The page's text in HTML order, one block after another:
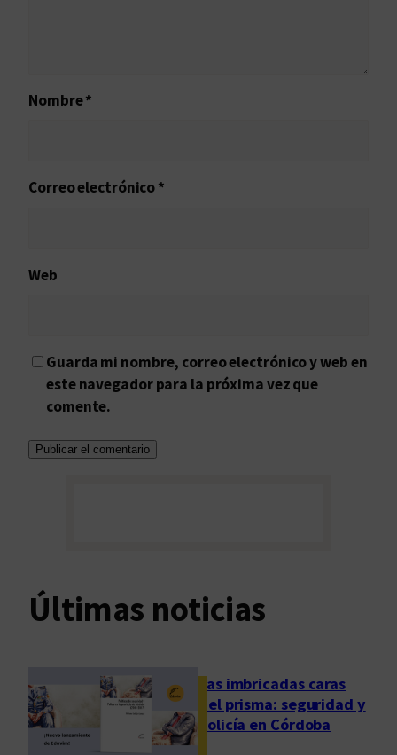
Nombre*
Correo electrónico*
Web
Guarda mi nombre, correo electrónico y web en
este navegador para la próxima vez que
comente.
Últimas noticias
Las imbricadas caras
del prisma: seguridad y
policía en Córdoba